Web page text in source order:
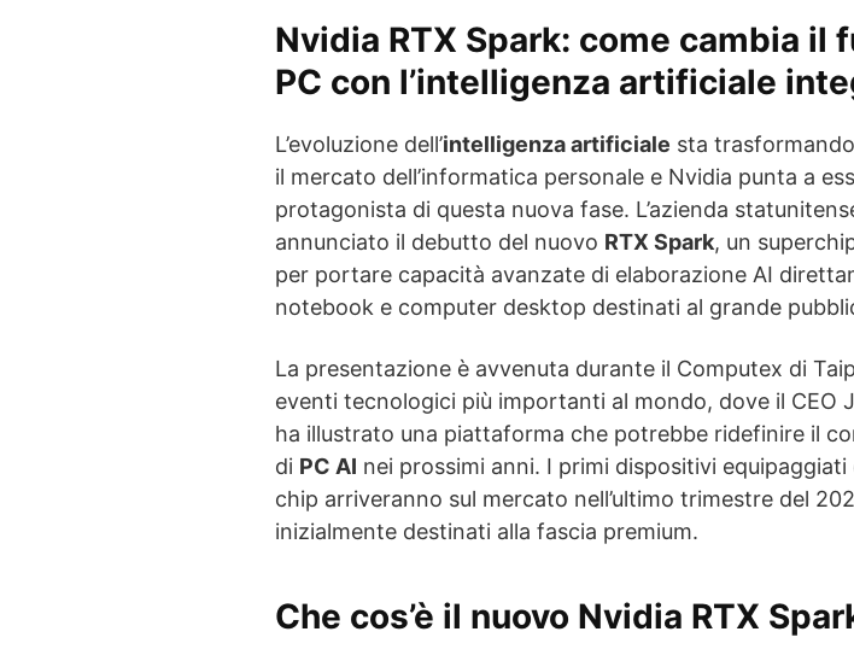
Nvidia RTX Spark: come cambia il
PC con l’intelligenza artificiale
L’evoluzione dell’intelligenza artificiale sta
il mercato dell’informatica personale e Nvidia punta a
protagonista di questa nuova fase. L’azienda
annunciato il debutto del nuovo RTX Spark, un
per portare capacità avanzate di elaborazione AI
notebook e computer desktop destinati al grande
La presentazione è avvenuta durante il Computex di
eventi tecnologici più importanti al mondo, dove il CEO
ha illustrato una piattaforma che potrebbe ridefinire il
di PC AI nei prossimi anni. I primi dispositivi
chip arriveranno sul mercato nell’ultimo trimestre del
inizialmente destinati alla fascia premium.
Che cos’è il nuovo Nvidia RTX